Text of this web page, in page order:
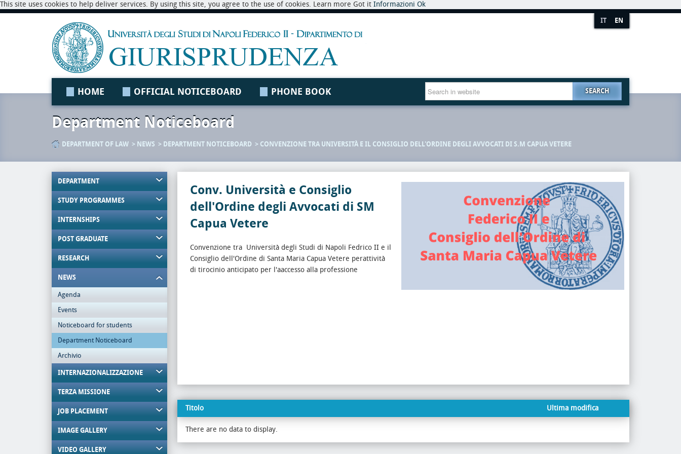
This site uses cookies to help deliver services. By using this site, you agree to the use of cookies. Learn more Got it Informazioni Ok
IT EN
HOME OFFICIAL NOTICEBOARD PHONE BOOK SEARCH
Department Noticeboard
DEPARTMENT OF LAW NEWS DEPARTMENT NOTICEBOARD CONVENZIONE TRA UNIVERSITÀ E IL CONSIGLIO DELL'ORDINE DEGLI AVVOCATI DI S.M CAPUA VETERE
DEPARTMENT
STUDY PROGRAMMES
INTERNSHIPS
POST GRADUATE
RESEARCH
NEWS
Agenda
Events
Noticeboard for students
Department Noticeboard
Archivio
INTERNAZIONALIZZAZIONE
TERZA MISSIONE
JOB PLACEMENT
IMAGE GALLERY
VIDEO GALLERY
Conv. Università e Consiglio
dell'Ordine degli Avvocati di SM
Capua Vetere
Convenzione tra Università degli Studi di Napoli Fedrico II e il
Consiglio dell'Ordine di Santa Maria Capua Vetere perattività
di tirocinio anticipato per l'aaccesso alla professione
Titolo Ultima modifica
There are no data to display.